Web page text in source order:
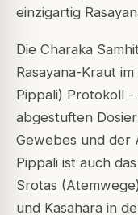
einzigartig
Die Charaka
Rasayana-Kraut
Pippali) Protokoll
abgestuften
Gewebes und der
Pippali ist auch
Srotas
und Kasahara in